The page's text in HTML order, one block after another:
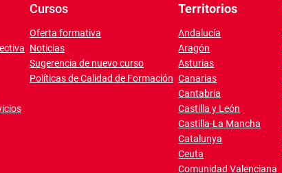
Cursos
Oferta formativa
Noticias
Sugerencia de nuevo curso
Políticas de Calidad de Formación
Territorios
Andalucía
Aragón
Asturias
Canarias
Cantabria
Castilla y León
Castilla-La Mancha
Catalunya
Ceuta
Comunidad Valenciana